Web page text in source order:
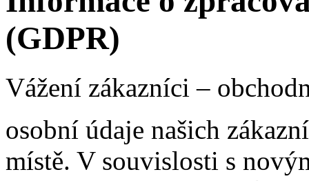
(GDPR)
Vážení zákazníci –
osobní údaje našich
místě. V souvislosti s